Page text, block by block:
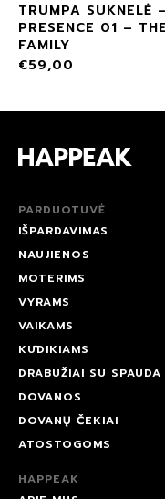
TRUMPA SUKNELĖ –
PRESENCE 01 – THE
FAMILY
€59,00
PARDUOTUVĖ
IŠPARDAVIMAS
NAUJIENOS
MOTERIMS
VYRAMS
VAIKAMS
KŪDIKIAMS
DRABUŽIAI SU SPAUDA
DOVANOS
DOVANŲ ČEKIAI
ATOSTOGOMS
HAPPEAK